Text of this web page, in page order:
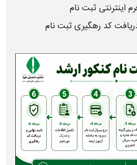
اینترنتی ثبت‌ نام
کد رهگیری ثبت‌ نام